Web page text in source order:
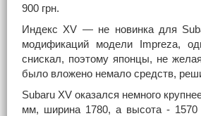
900 грн.
Индекс XV — не новинка для
модификаций модели Impreza,
снискал, поэтому японцы, не
было вложено немало средств,
Subaru XV оказался немного
мм, ширина 1780, а высота -